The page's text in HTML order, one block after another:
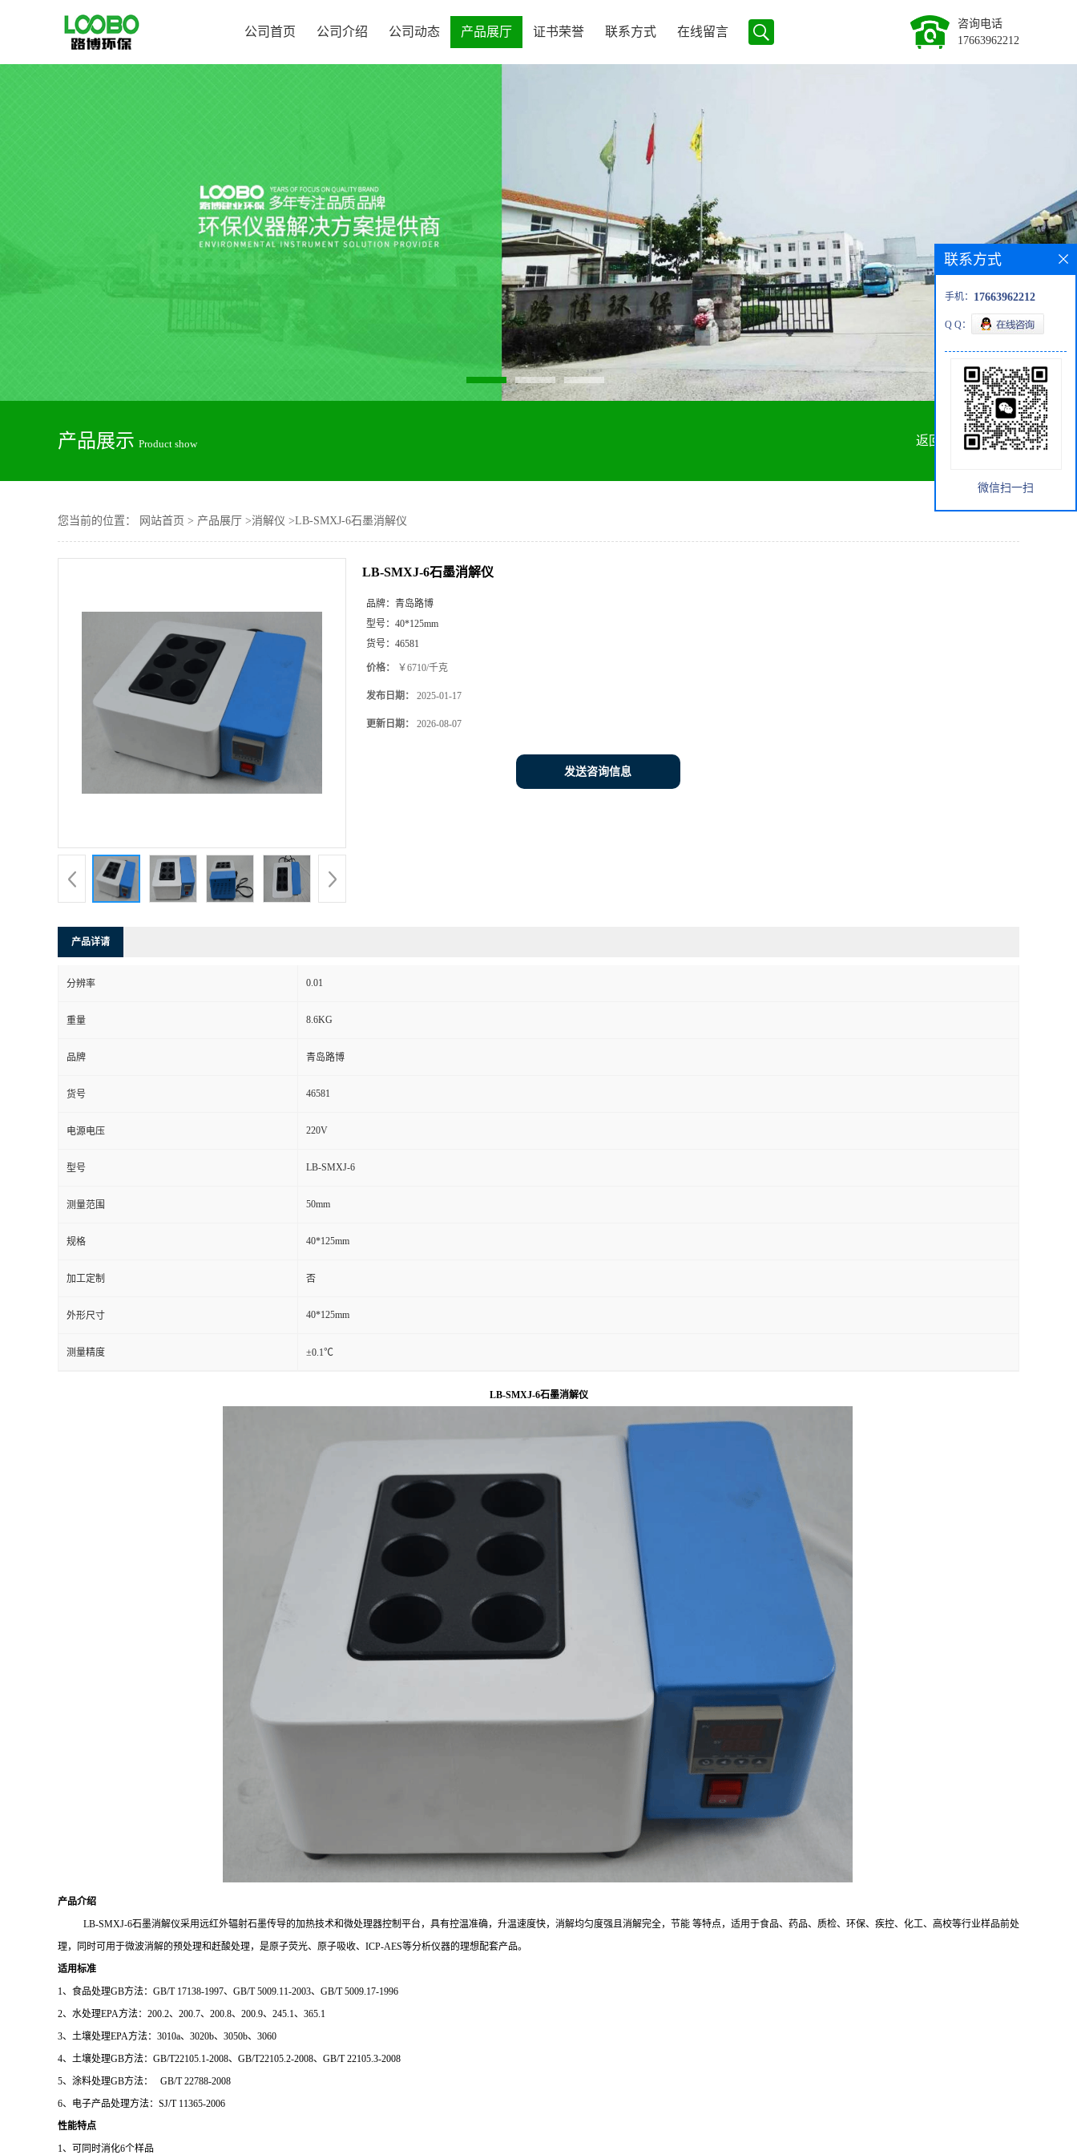
公司首页 公司介绍 公司动态 产品展厅 证书荣誉 联系方式 在线留言
咨询电话
17663962212
产品展示 Product show 返回首页
您当前的位置： 网站首页 > 产品展厅 >消解仪 >LB-SMXJ-6石墨消解仪
LB-SMXJ-6石墨消解仪
品牌： 青岛路博
型号： 40*125mm
货号： 46581
价格： ￥6710/千克
发布日期： 2025-01-17
更新日期： 2026-08-07
发送咨询信息
产品详请
分辨率 0.01
重量 8.6KG
品牌 青岛路博
货号 46581
电源电压 220V
型号 LB-SMXJ-6
测量范围 50mm
规格 40*125mm
加工定制 否
外形尺寸 40*125mm
测量精度 ±0.1℃
LB-SMXJ-6石墨消解仪
产品介绍
LB-SMXJ-6石墨消解仪采用远红外辐射石墨传导的加热技术和微处理器控制平台，具有控温准确，升温速度快，消解均匀度强且消解完全，节能 等特点，适用于食品、药品、质检、环保、疾控、化工、高校等行业样品前处
理，同时可用于微波消解的预处理和赶酸处理，是原子荧光、原子吸收、 ICP-AES等分析仪器的理想配套产品。
适用标准
1、食品处理GB方法：GB/T 17138-1997、GB/T 5009.11-2003、GB/T 5009.17-1996
2、水处理EPA方法：200.2、200.7、200.8、200.9、245.1、365.1
3、土壤处理EPA方法：3010a、3020b、3050b、3060
4、土壤处理GB方法：GB/T22105.1-2008、GB/T22105.2-2008、GB/T 22105.3-2008
5、涂料处理GB方法： GB/T 22788-2008
6、电子产品处理方法：SJ/T 11365-2006
性能特点
1、 可同时消化6个样品
联系方式
手机： 17663962212
Q Q：
微信扫一扫